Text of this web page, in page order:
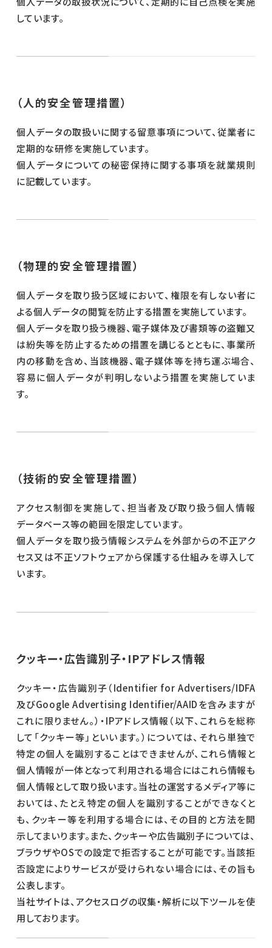
しています。
（人的安全管理措置）
個人データの取扱いに関する留意事項について、従業者に
定期的な研修を実施しています。
個人データについての秘密保持に関する事項を就業規則
に記載しています。
（物理的安全管理措置）
個人データを取り扱う区域において、権限を有しない者に
よる個人データの閲覧を防止する措置を実施しています。
個人データを取り扱う機器、電子媒体及び書類等の盗難又
は紛失等を防止するための措置を講じるとともに、事業所
内の移動を含め、当該機器、電子媒体等を持ち運ぶ場合、
容易に個人データが判明しないよう措置を実施していま
す。
（技術的安全管理措置）
アクセス制御を実施して、担当者及び取り扱う個人情報
データベース等の範囲を限定しています。
個人データを取り扱う情報システムを外部からの不正アク
セス又は不正ソフトウェアから保護する仕組みを導入して
います。
クッキー・広告識別子・IPアドレス情報
クッキー・広告識別子（Identifier for Advertisers/IDFA
及びGoogle Advertising Identifier/AAIDを含みますが
これに限りません。）・IPアドレス情報（以下、これらを総称
して「クッキー等」といいます。）については、それら単独で
特定の個人を識別することはできませんが、これら情報と
個人情報が一体となって利用される場合にはこれら情報も
個人情報として取り扱います。当社の運営するメディア等に
おいては、たとえ特定の個人を識別することができなくと
も、クッキー等を利用する場合には、その目的と方法を開
示してまいります。また、クッキーや広告識別子については、
ブラウザやOSでの設定で拒否することが可能です。当該拒
否設定によりサービスが受けられない場合には、その旨も
公表します。
当社サイトは、アクセスログの収集・解析に以下ツールを使
用しております。